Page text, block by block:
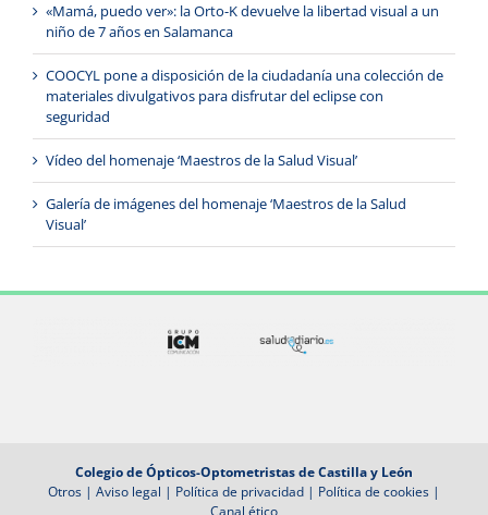
«Mamá, puedo ver»: la Orto-K devuelve la libertad visual a un
niño de 7 años en Salamanca
COOCYL pone a disposición de la ciudadanía una colección de
materiales divulgativos para disfrutar del eclipse con
seguridad
Vídeo del homenaje ‘Maestros de la Salud Visual’
Galería de imágenes del homenaje ‘Maestros de la Salud
Visual’
Colegio de Ópticos-Optometristas de Castilla y León
Otros | Aviso legal | Política de privacidad | Política de cookies |
Canal ético